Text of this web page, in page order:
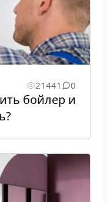
21441 0
бойлер и